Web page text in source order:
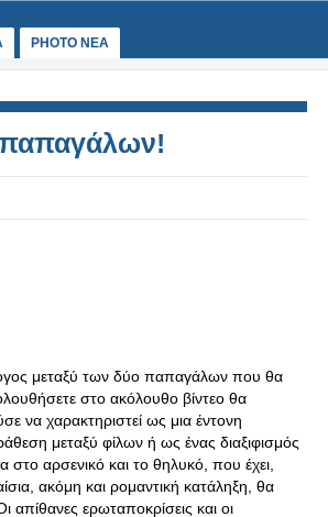
PHOTO NEA
παπαγάλων!
μεταξύ των δύο παπαγάλων που θα
στο ακόλουθο βίντεο θα
να χαρακτηριστεί ως μια έντονη
μεταξύ φίλων ή ως ένας διαξιφισμός
στο αρσενικό και το θηλυκό, που έχει,
ακόμη και ρομαντική κατάληξη, θα
απίθανες ερωταποκρίσεις και οι